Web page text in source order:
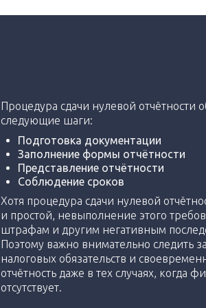
Процедура сдачи нулевой отчётности
следующие шаги:
Подготовка документации
Заполнение формы отчётности
Представление отчётности
Соблюдение сроков
Хотя процедура сдачи нулевой
и простой, невыполнение этого
штрафам и другим негативным
Поэтому важно внимательно следить
налоговых обязательств и
отчётность даже в тех случаях, когда
отсутствует.